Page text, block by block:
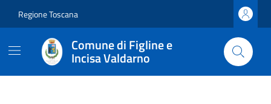
Regione Toscana
Comune di Figline e
Incisa Valdarno